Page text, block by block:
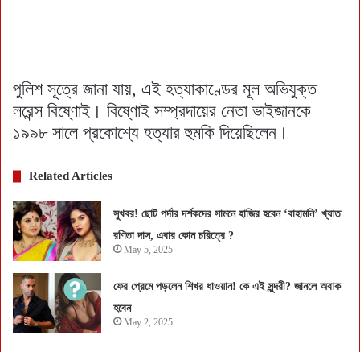
পুলিশ সূত্রে জানা যায়, এই হত্যাকাণ্ডের মূল অভিযুক্ত
লরেন্স বিষ্ণোই। বিষ্ণোই সম্প্রদায়ের নেতা ভাইজানকে
১৯৯৮ সালে প্রকোশ্যে হত্যার হুমকি দিয়েছিলেন।
Related Articles
সুখবর! ছোট পর্দার দর্শকদের সামনে হাজির হবেন ‘বাহামনি’ খ্যাত
রণিতা দাস, এবার কোন চরিত্রে ?
May 5, 2025
ফের প্রেমে পড়লেন শিখর ধাওয়ান! কে এই সুন্দরী? জানলে অবাক
হবেন
May 2, 2025